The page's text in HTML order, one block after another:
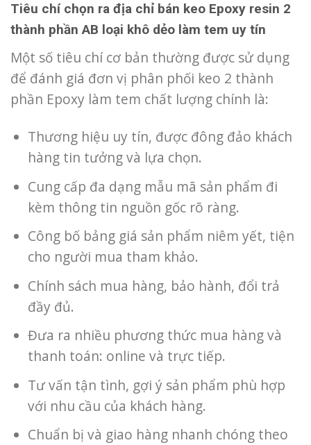
Tiêu chí chọn ra địa chỉ bán keo Epoxy resin 2
thành phần AB loại khô dẻo làm tem uy tín
Một số tiêu chí cơ bản thường được sử dụng
để đánh giá đơn vị phân phối keo 2 thành
phần Epoxy làm tem chất lượng chính là:
Thương hiệu uy tín, được đông đảo khách
hàng tin tưởng và lựa chọn.
Cung cấp đa dạng mẫu mã sản phẩm đi
kèm thông tin nguồn gốc rõ ràng.
Công bố bảng giá sản phẩm niêm yết, tiện
cho người mua tham khảo.
Chính sách mua hàng, bảo hành, đổi trả
đầy đủ.
Đưa ra nhiều phương thức mua hàng và
thanh toán: online và trực tiếp.
Tư vấn tận tình, gợi ý sản phẩm phù hợp
với nhu cầu của khách hàng.
Chuẩn bị và giao hàng nhanh chóng theo